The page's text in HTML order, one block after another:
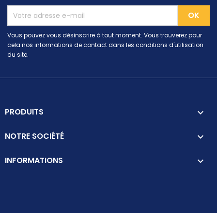
Vous pouvez vous désinscrire à tout moment. Vous trouverez pour
cela nos informations de contact dans les conditions d'utilisation
du site.
PRODUITS 
NOTRE SOCIÉTÉ 
INFORMATIONS keyboard_arrow_down